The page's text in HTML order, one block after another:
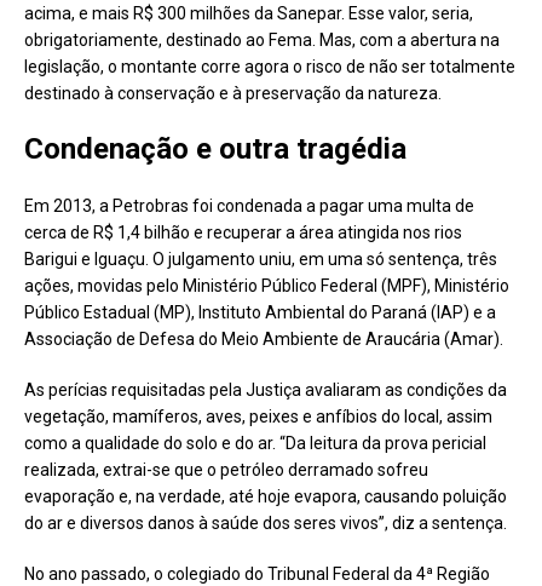
acima, e mais R$ 300 milhões da Sanepar. Esse valor, seria,
obrigatoriamente, destinado ao Fema. Mas, com a abertura na
legislação, o montante corre agora o risco de não ser totalmente
destinado à conservação e à preservação da natureza.
Condenação e outra tragédia
Em 2013, a Petrobras foi condenada a pagar uma multa de
cerca de R$ 1,4 bilhão e recuperar a área atingida nos rios
Barigui e Iguaçu. O julgamento uniu, em uma só sentença, três
ações, movidas pelo Ministério Público Federal (MPF), Ministério
Público Estadual (MP), Instituto Ambiental do Paraná (IAP) e a
Associação de Defesa do Meio Ambiente de Araucária (Amar).
As perícias requisitadas pela Justiça avaliaram as condições da
vegetação, mamíferos, aves, peixes e anfíbios do local, assim
como a qualidade do solo e do ar. “Da leitura da prova pericial
realizada, extrai-se que o petróleo derramado sofreu
evaporação e, na verdade, até hoje evapora, causando poluição
do ar e diversos danos à saúde dos seres vivos”, diz a sentença.
No ano passado, o colegiado do Tribunal Federal da 4ª Região